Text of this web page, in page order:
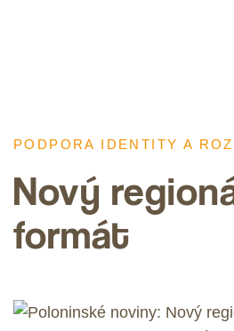
PODPORA IDENTITY A
Nový
formát